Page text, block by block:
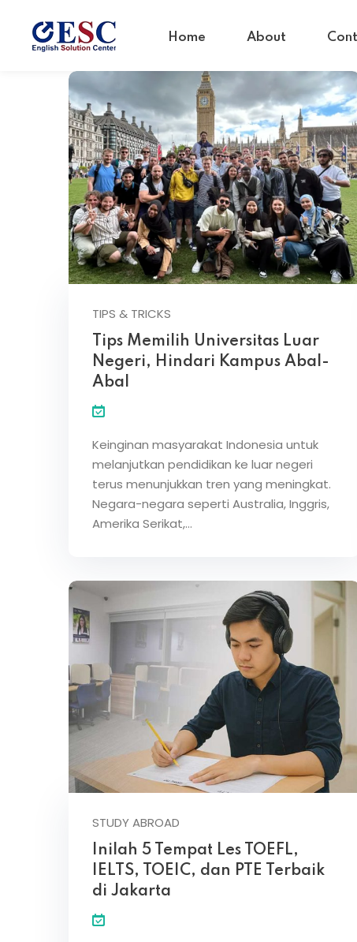
Home About
TIPS & TRICKS
Tips Memilih Universitas Luar
Negeri, Hindari Kampus Abal-
Abal
Keinginan masyarakat Indonesia untuk
melanjutkan pendidikan ke luar negeri
terus menunjukkan tren yang meningkat.
Negara-negara seperti Australia, Inggris,
Amerika Serikat,…
STUDY ABROAD
Inilah 5 Tempat Les TOEFL,
IELTS, TOEIC, dan PTE Terbaik
di Jakarta